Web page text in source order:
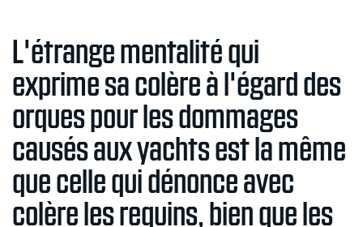
L'étrange mentalité qui
exprime sa colère à l'égard des
orques pour les dommages
causés aux yachts est la même
que celle qui dénonce avec
colère les requins, bien que les